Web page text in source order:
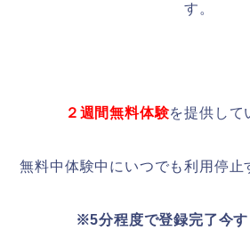
す。
２週間無料体験を提供して
無料中体験中にいつでも利用停止
※5分程度で登録完了今